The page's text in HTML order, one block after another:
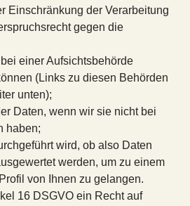
Einschränkung der Verarbeitung
gegen die
einer Aufsichtsbehörde
(Links zu diesen Behörden
unten);
Daten, wenn wir sie nicht bei
haben;
wird, ob also Daten
werden, um zu einem
von Ihnen zu gelangen.
16 DSGVO ein Recht auf